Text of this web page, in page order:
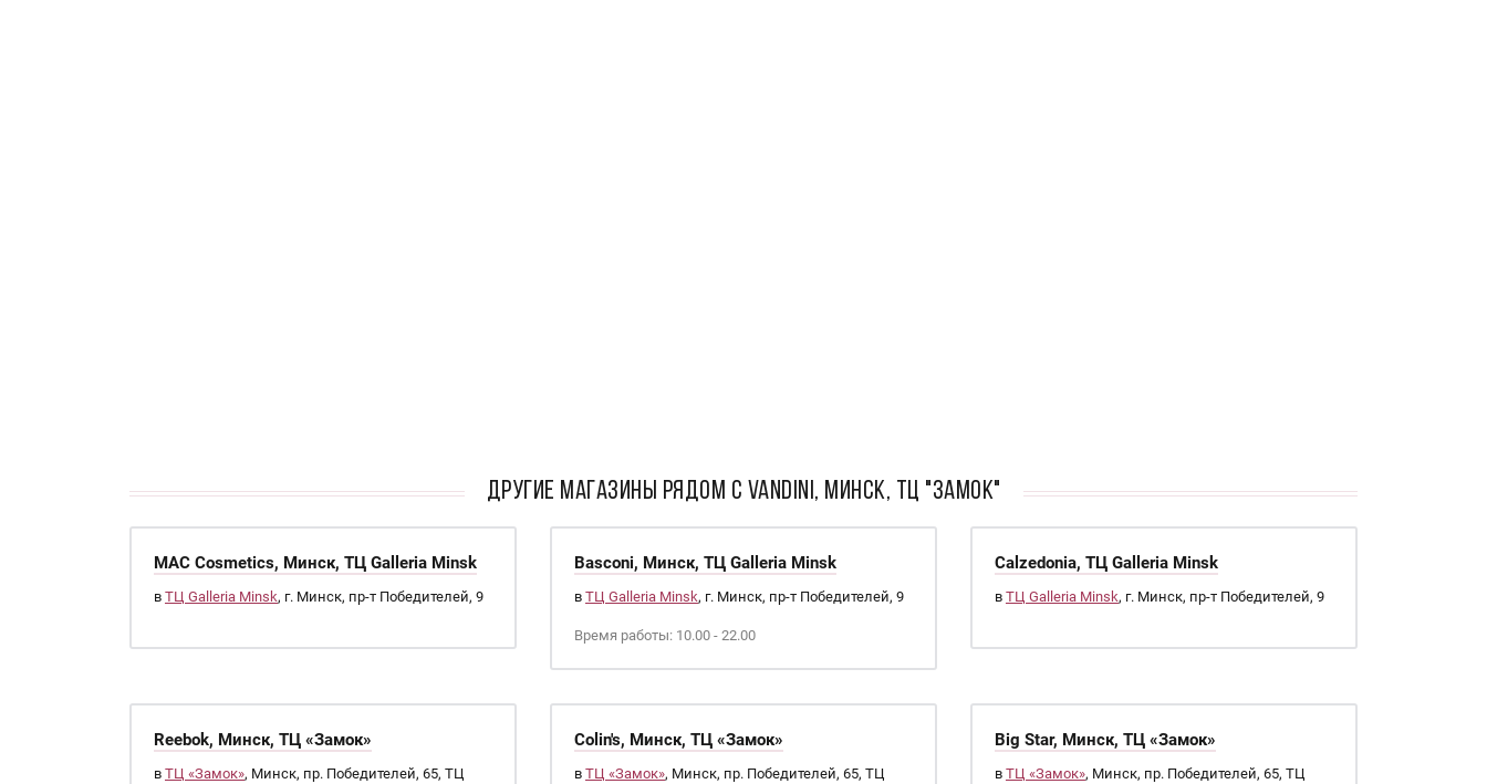
ДРУГИЕ МАГАЗИНЫ РЯДОМ С Vandini, Минск, ТЦ "Замок"
MAC Cosmetics, Минск, ТЦ Galleria Minsk
в ТЦ Galleria Minsk, г. Минск, пр-т Победителей, 9
Basconi, Минск, ТЦ Galleria Minsk
в ТЦ Galleria Minsk, г. Минск, пр-т Победителей, 9
Время работы: 10.00 - 22.00
Calzedonia, ТЦ Galleria Minsk
в ТЦ Galleria Minsk, г. Минск, пр-т Победителей, 9
Reebok, Минск, ТЦ «Замок»
в ТЦ «Замок», Минск, пр. Победителей, 65, ТЦ
Colin's, Минск, ТЦ «Замок»
в ТЦ «Замок», Минск, пр. Победителей, 65, ТЦ
Big Star, Минск, ТЦ «Замок»
в ТЦ «Замок», Минск, пр. Победителей, 65, ТЦ